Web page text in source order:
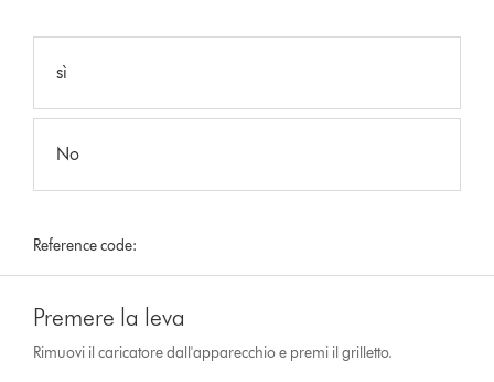
sì
No
Reference code:
Premere la leva
Rimuovi il caricatore dall'apparecchio e premi il grilletto.